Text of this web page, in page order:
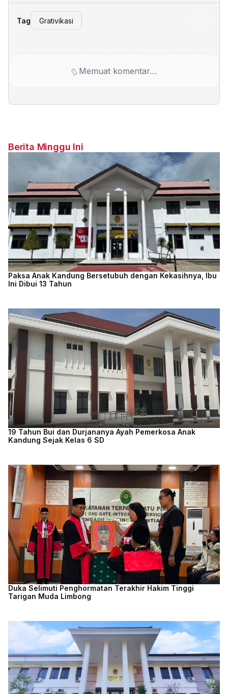
Tag Grativikasi
Memuat komentar…
Berita Minggu Ini
Paksa Anak Kandung Bersetubuh dengan Kekasihnya, Ibu
Ini Dibui 13 Tahun
19 Tahun Bui dan Durjananya Ayah Pemerkosa Anak
Kandung Sejak Kelas 6 SD
Duka Selimuti Penghormatan Terakhir Hakim Tinggi
Tarigan Muda Limbong